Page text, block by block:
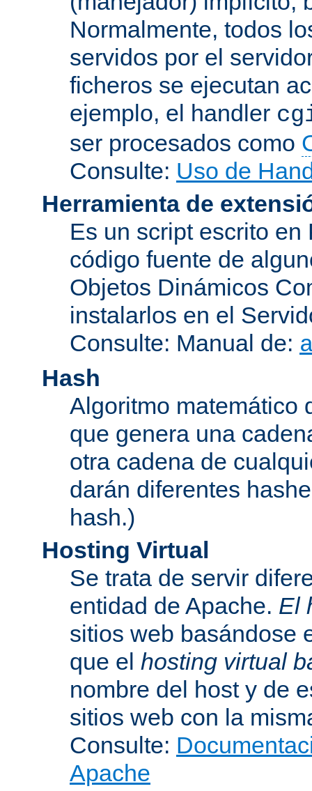
Normalmente, todos
servidos por el
ficheros se ejecutan
ejemplo, el handler
ser procesados como
Consulte: Uso de
Herramienta de
Es un script escrito
código fuente de
Objetos Dinámicos
instalarlos en el
Consulte: Manual de:
Hash
Algoritmo matemático
que genera una
otra cadena de
darán diferentes
hash.)
Hosting Virtual
Se trata de servir
entidad de Apache. El
sitios web basándose
que el hosting virtual
nombre del host y de
sitios web con la
Consulte:
Apache